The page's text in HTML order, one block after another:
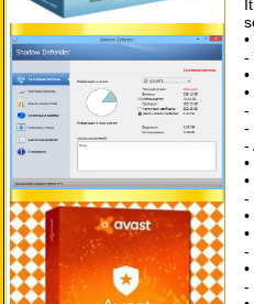
-
-
-
-
-
-
-